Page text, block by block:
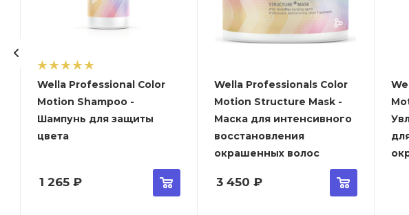
Wella Professional Color
Motion Shampoo -
Шампунь для защиты
цвета
1 265₽
Wella Professionals Color
Motion Structure Mask -
Маска для интенсивного
восстановления
окрашенных волос
3 450 ₽